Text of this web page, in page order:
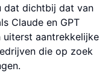
dat dichtbij dat van
Claude en GPT
uiterst aantrekkelijke
die op zoek